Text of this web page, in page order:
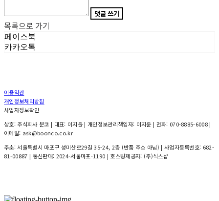
댓글 쓰기
목록으로 가기
페이스북
카카오톡
이용약관
개인정보처리방침
사업자정보확인
상호: 주식회사 분코 | 대표: 이지윤 | 개인정보관리책임자: 이지윤 | 전화: 070-8885-6008 |
이메일: ask@boonco.co.kr
주소: 서울특별시 마포구 성미산로29길 35-24, 2층 (반품 주소 아님) | 사업자등록번호: 682-
81-00887 | 통신판매: 2024-서울마포-1190 | 호스팅제공자: (주)식스샵